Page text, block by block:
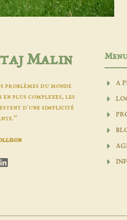
Malin
problèmes du monde
en plus complexes, les
d'une simplicité
A